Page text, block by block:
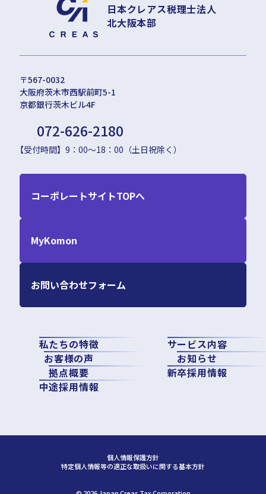
日本クレアス税理士法人
北大阪本部
〒567-0032
大阪府茨木市西駅前町5-1
京都銀行茨木ビル4F
072-626-2180
【受付時間】9：00〜18：00（土日祝除く）
私たちの特徴
サービス内容
お客様の声
お知らせ
拠点概要
新卒採用情報
中途採用情報
コーポレートサイトTOPへ
MyKomon
お問い合わせフォーム
個人情報保護方針
特定個人情報等の適正な取扱いに関する基本方針